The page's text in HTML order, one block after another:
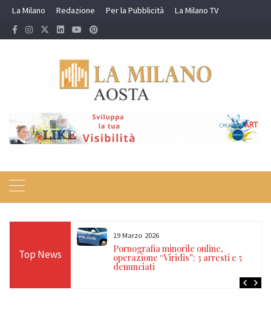
Skip
content
La Milano Redazione Per la Pubblicità La Milano TV
Top News
ore sulle Alpi:
Cervino e
19 Marzo 2026
Pornografia minorile online,
operazione “Viridis”: 3 arresti e 5
denunciati